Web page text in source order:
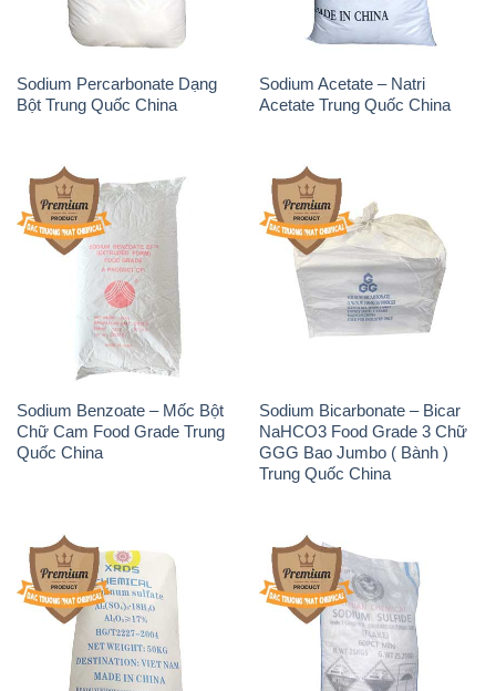
Sodium Benzoate – Mốc Bột
Chữ Cam Food Grade Trung
Quốc China
Sodium Bicarbonate – Bicar
NaHCO3 Food Grade 3 Chữ
GGG Bao Jumbo ( Bành )
Trung Quốc China
Phèn Nhôm – Al2(SO4)3 17%
Trung Quốc China
Sodium Sulfide NA2S – Đá
Thối Liyuan Trung Quốc China